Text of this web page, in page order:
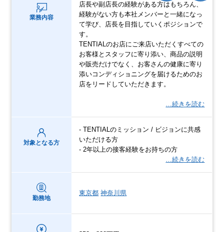
業務内容
店長や副店長の経験がある方はもちろん、
経験がない方も本社メンバーと一緒になっ
て学び、店長を目指していくポジションで
す。
TENTIALのお店にご来店いただくすべての
お客様とスタッフに寄り添い、商品の説明
や販売だけでなく、お客さんの健康に寄り
添いコンディショニングを届けるためのお
店をリードしていただきます。
…続きを読む
対象となる方
- TENTIALのミッション / ビジョンに共感
いただける方
- 2年以上の接客経験をお持ちの方
…続きを読む
勤務地
東京都 神奈川県